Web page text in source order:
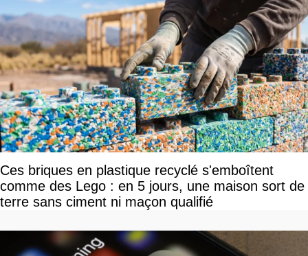
Ces briques en plastique recyclé s'emboîtent
comme des Lego : en 5 jours, une maison sort de
terre sans ciment ni maçon qualifié